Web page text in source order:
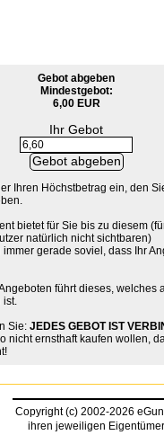
Gebot abgeben
Mindestgebot:
6,00 EUR
Ihr Gebot
Ihren Höchstbetrag ein, den
bietet für Sie bis zu diesem
natürlich nicht sichtbaren)
immer gerade soviel, dass Ihr
führt dieses, welches
ist.
Sie: JEDES GEBOT IST
nicht ernsthaft kaufen wollen,
Copyright (c) 2002-2026
ihren jeweiligen